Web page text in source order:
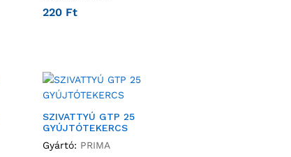
220 Ft
SZIVATTYÚ GTP 25
GYÚJTÓTEKERCS
Gyártó: PRIMA